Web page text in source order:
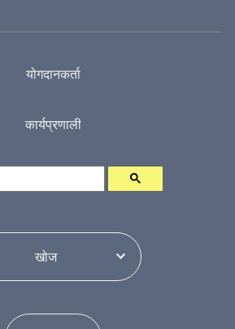
योगदानकर्ता
कार्यप्रणाली
विषय सूची परिवर्तन करें